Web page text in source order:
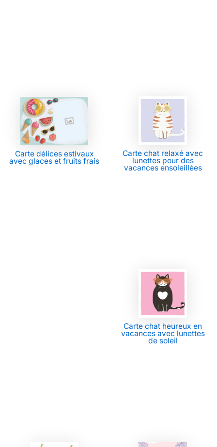
Carte délices estivaux
avec glaces et fruits frais
Carte chat relaxé avec
lunettes pour des
vacances ensoleillées
Carte chat heureux en
vacances avec lunettes
de soleil